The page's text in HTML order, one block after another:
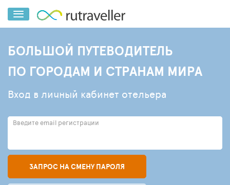
БОЛЬШОЙ ПУТЕВОДИТЕЛЬ
ПО ГОРОДАМ И СТРАНАМ МИРА
Вход в личный кабинет отельера
Введите email регистрации
ЗАПРОС НА СМЕНУ ПАРОЛЯ